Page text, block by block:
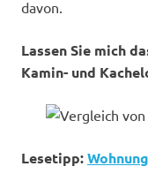
davon.
Lassen Sie mich
Kamin- und
Lesetipp: